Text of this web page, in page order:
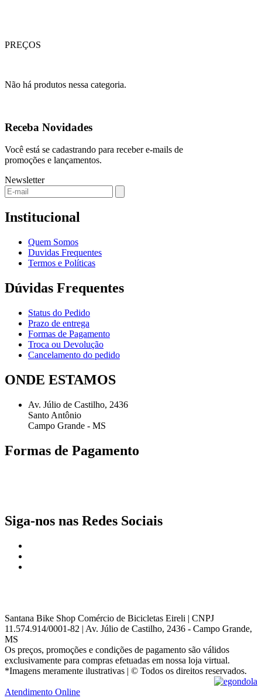
PREÇOS
Não há produtos nessa categoria.
Receba Novidades
Você está se cadastrando para receber e-mails de
promoções e lançamentos.
Newsletter
Institucional
Quem Somos
Duvidas Frequentes
Termos e Políticas
Dúvidas Frequentes
Status do Pedido
Prazo de entrega
Formas de Pagamento
Troca ou Devolução
Cancelamento do pedido
ONDE ESTAMOS
Av. Júlio de Castilho, 2436
Santo Antônio
Campo Grande - MS
Formas de Pagamento
Siga-nos nas Redes Sociais
Santana Bike Shop Comércio de Bicicletas Eireli | CNPJ
11.574.914/0001-82 | Av. Júlio de Castilho, 2436 - Campo Grande,
MS
Os preços, promoções e condições de pagamento são válidos
exclusivamente para compras efetuadas em nossa loja virtual.
*Imagens meramente ilustrativas | © Todos os direitos reservados.
Atendimento Online